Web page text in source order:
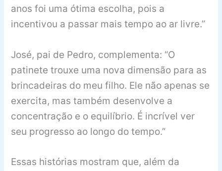
anos foi uma ótima escolha, pois a
incentivou a passar mais tempo ao ar livre.”
José, pai de Pedro, complementa: “O
patinete trouxe uma nova dimensão para as
brincadeiras do meu filho. Ele não apenas se
exercita, mas também desenvolve a
concentração e o equilíbrio. É incrível ver
seu progresso ao longo do tempo.”
Essas histórias mostram que, além da